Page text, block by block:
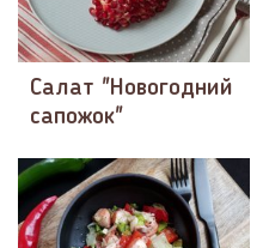
Салат "Новогодний
сапожок"